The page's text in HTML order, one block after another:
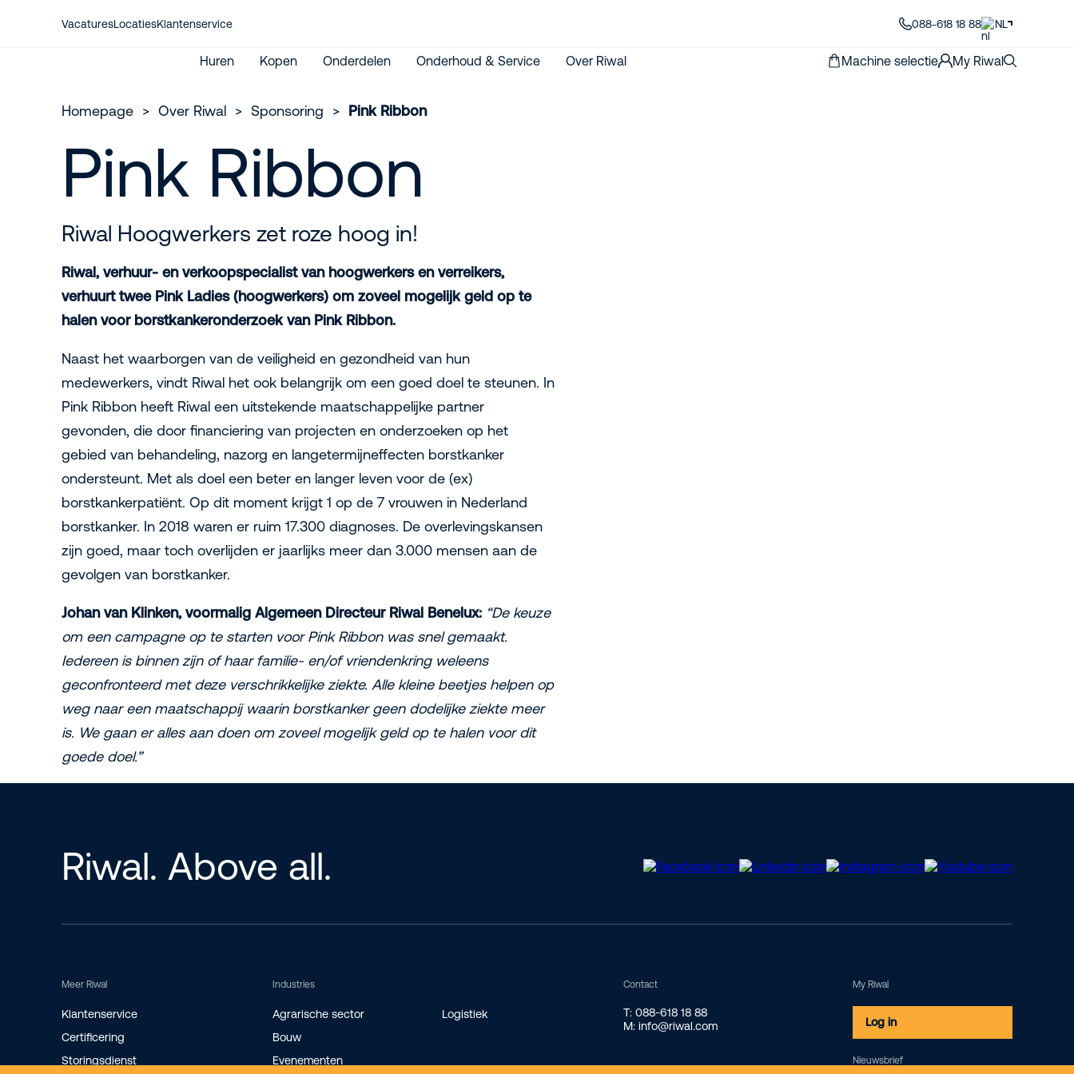
VacaturesLocatiesKlantenservice 088-618 18 88 NL
Huren
Hoogwerkers
Verreikers & Heftrucks
Internationale verhuur
Storingsdienst
Kopen Onderdelen
My Riwal Parts webshop
Registreren Riwal Parts
JLG
Skyjack
Onderhoud & Service
Hoogwerkers
Heftrucks
Over Riwal Machine selectie My Riwal
Homepage > Over Riwal > Sponsoring > Pink Ribbon
Pink Ribbon
Riwal Hoogwerkers zet roze hoog in!
Riwal, verhuur- en verkoopspecialist van hoogwerkers en verreikers,
verhuurt twee Pink Ladies (hoogwerkers) om zoveel mogelijk geld op te
halen voor borstkankeronderzoek van Pink Ribbon.
Naast het waarborgen van de veiligheid en gezondheid van hun
medewerkers, vindt Riwal het ook belangrijk om een goed doel te steunen. In
Pink Ribbon heeft Riwal een uitstekende maatschappelijke partner
gevonden, die door financiering van projecten en onderzoeken op het
gebied van behandeling, nazorg en langetermijneffecten borstkanker
ondersteunt. Met als doel een beter en langer leven voor de (ex)
borstkankerpatiënt. Op dit moment krijgt 1 op de 7 vrouwen in Nederland
borstkanker. In 2018 waren er ruim 17.300 diagnoses. De overlevingskansen
zijn goed, maar toch overlijden er jaarlijks meer dan 3.000 mensen aan de
gevolgen van borstkanker.
Johan van Klinken, voormalig Algemeen Directeur Riwal Benelux: “De keuze
om een campagne op te starten voor Pink Ribbon was snel gemaakt.
Iedereen is binnen zijn of haar familie- en/of vriendenkring weleens
geconfronteerd met deze verschrikkelijke ziekte. Alle kleine beetjes helpen op
weg naar een maatschappij waarin borstkanker geen dodelijke ziekte meer
is. We gaan er alles aan doen om zoveel mogelijk geld op te halen voor dit
goede doel.”
Riwal. Above all.
Meer Riwal
Klantenservice
Certificering
Storingsdienst
Industries
Agrarische sector
Bouw
Evenementen
Logistiek
Contact
T: 088-618 18 88
M: info@riwal.com
My Riwal
Log in
Nieuwsbrief